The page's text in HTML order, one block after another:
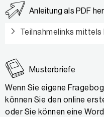
Anleitung als PDF
Teilnahmelinks mittels
Musterbriefe
Wenn Sie eigene
können Sie den online
oder Sie können eine